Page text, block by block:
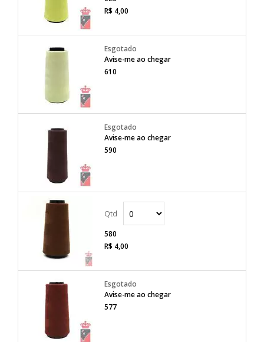
R$ 4,00
Avise-me ao chegar
610
Avise-me ao chegar
590
580
R$ 4,00
Avise-me ao chegar
577